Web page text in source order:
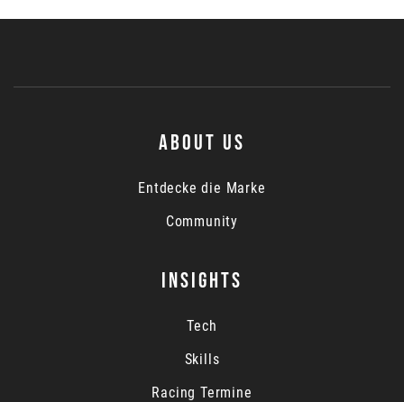
ABOUT US
Entdecke die Marke
Community
INSIGHTS
Tech
Skills
Racing Termine